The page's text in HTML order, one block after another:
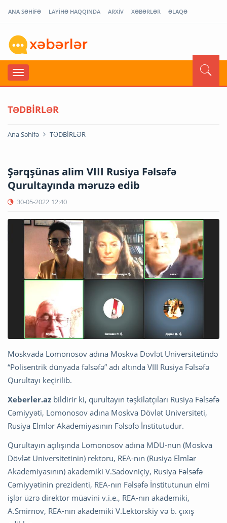
ANA SƏHİFƏ LAYİHƏ HAQQINDA ARXİV XƏBƏRLƏR ƏLAQƏ
TƏDBİRLƏR
Ana Səhifə TƏDBİRLƏR
Şərqşünas alim VIII Rusiya Fəlsəfə
Qurultayında məruzə edib
30-05-2022 12:40
Moskvada Lomonosov adına Moskva Dövlət Universitetində
“Polisentrik dünyada fəlsəfə” adı altında VIII Rusiya Fəlsəfə
Qurultayı keçirilib.
Xeberler.az bildirir ki, qurultayın təşkilatçıları Rusiya Fəlsəfə
Cəmiyyəti, Lomonosov adına Moskva Dövlət Universiteti,
Rusiya Elmlər Akademiyasının Fəlsəfə İnstitutudur.
Qurultayın açılışında Lomonosov adına MDU-nun (Moskva
Dövlət Universitetinin) rektoru, REA-nın (Rusiya Elmlər
Akademiyasının) akademiki V.Sadovniçiy, Rusiya Fəlsəfə
Cəmiyyətinin prezidenti, REA-nın Fəlsəfə İnstitutunun elmi
işlər üzrə direktor müavini v.i.e., REA-nın akademiki,
A.Smirnov, REA-nın akademiki V.Lektorskiy və b. çıxış